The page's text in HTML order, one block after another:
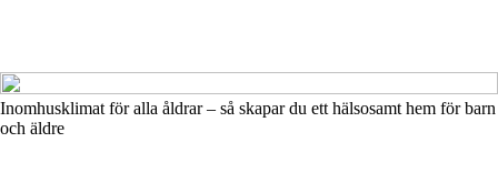
Inomhusklimat för alla åldrar – så skapar du ett hälsosamt hem för barn
och äldre